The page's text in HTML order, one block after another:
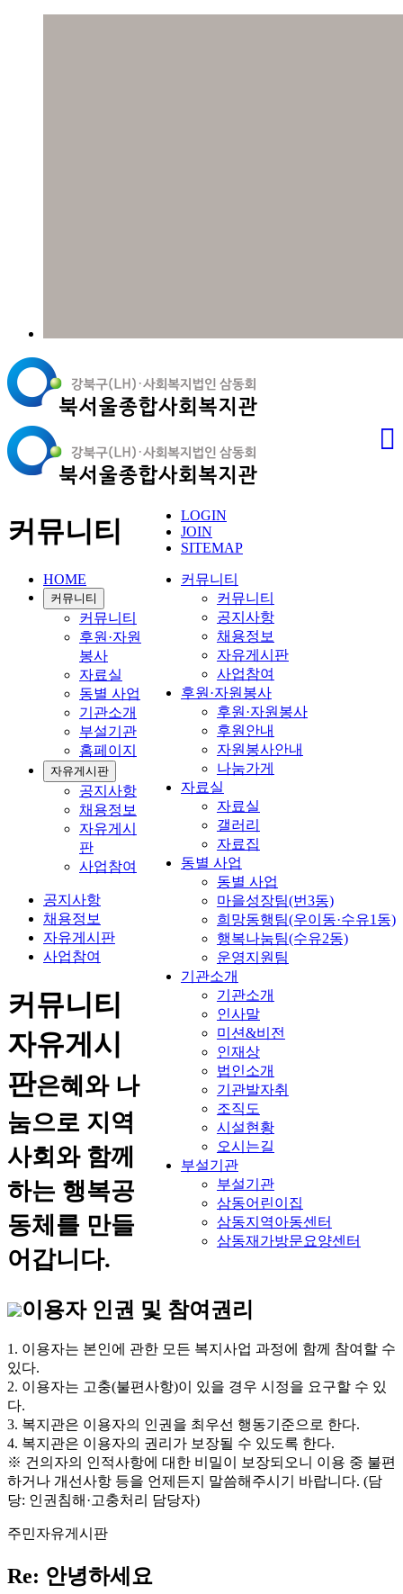
LOGIN
JOIN
SITEMAP
커뮤니티
커뮤니티
공지사항
채용정보
자유게시판
사업참여
후원·자원봉사
후원·자원봉사
후원안내
자원봉사안내
나눔가게
자료실
자료실
갤러리
자료집
동별 사업
동별 사업
마을성장팀(번3동)
희망동행팀(우이동·수유1동)
행복나눔팀(수유2동)
운영지원팀
기관소개
기관소개
인사말
미션&비전
인재상
법인소개
기관발자취
조직도
시설현황
오시는길
부설기관
부설기관
삼동어린이집
삼동지역아동센터
삼동재가방문요양센터
커뮤니티
HOME
커뮤니티
커뮤니티
후원·자원
봉사
자료실
동별 사업
기관소개
부설기관
홈페이지
자유게시판
공지사항
채용정보
자유게시
판
사업참여
공지사항
채용정보
자유게시판
사업참여
커뮤니티
자유게시
판은혜와 나
눔으로 지역
사회와 함께
하는 행복공
동체를 만들
어갑니다.
이용자 인권 및 참여권리
1. 이용자는 본인에 관한 모든 복지사업 과정에 함께 참여할 수
있다.
2. 이용자는 고충(불편사항)이 있을 경우 시정을 요구할 수 있
다.
3. 복지관은 이용자의 인권을 최우선 행동기준으로 한다.
4. 복지관은 이용자의 권리가 보장될 수 있도록 한다.
※ 건의자의 인적사항에 대한 비밀이 보장되오니 이용 중 불편
하거나 개선사항 등을 언제든지 말씀해주시기 바랍니다. (담
당: 인권침해·고충처리 담당자)
주민자유게시판
Re: 안녕하세요